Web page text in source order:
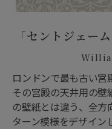
「セントジェー
ロンドンで最も古い宮
その宮殿の天井用の壁
の壁紙とは違う、全
ターン模様をデザイン